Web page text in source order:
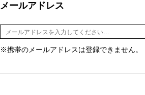
メールアドレス
※携帯のメールアドレスは登録できません。